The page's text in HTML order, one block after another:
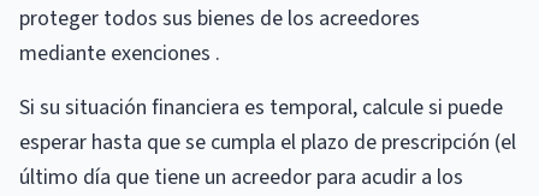
proteger todos sus bienes de los acreedores
mediante exenciones .
Si su situación financiera es temporal, calcule si puede
esperar hasta que se cumpla el plazo de prescripción (el
último día que tiene un acreedor para acudir a los